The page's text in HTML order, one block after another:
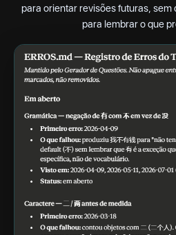
para orientar revisões futuras, sem
para lembrar o que